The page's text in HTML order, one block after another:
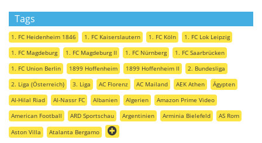
Tags
1. FC Heidenheim 1846 1. FC Kaiserslautern 1. FC Köln
1. FC Lok Leipzig
1. FC Magdeburg
1. FC Magdeburg II 1. FC Nürnberg
1. FC Saarbrücken
1. FC Union Berlin
1899 Hoffenheim 1899 Hoffenheim II
2. Bundesliga
2. Liga (Österreich)
3. Liga AC Florenz AC Mailand AEK Athen
Ägypten
Al-Hilal Riad
Al-Nassr FC Albanien Algerien
Amazon Prime Video
American Football
ARD Sportschau Argentinien Arminia Bielefeld
AS Rom
Aston Villa
Atalanta Bergamo